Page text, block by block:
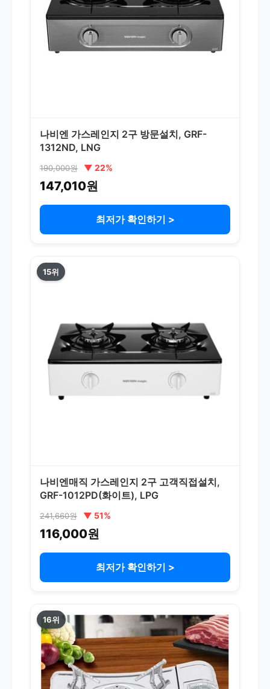
나비엔 가스레인지 2구 방문설치, GRF-
1312ND, LNG
190,000원 ▼ 22%
147,010원
최저가 확인하기 >
15위
나비엔매직 가스레인지 2구 고객직접설치,
GRF-1012PD(화이트), LPG
241,660원 ▼ 51%
116,000원
최저가 확인하기 >
16위